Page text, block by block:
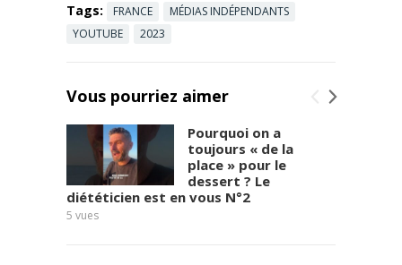
Tags: FRANCE
MÉDIAS INDÉPENDANTS
YOUTUBE
2023
Vous pourriez aimer
Pourquoi on a
toujours « de la
place » pour le
dessert ? Le
diététicien est en vous N°2
5 vues